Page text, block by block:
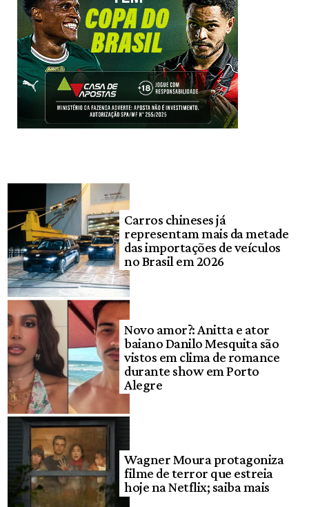
Carros chineses já
representam mais da metade
das importações de veículos
no Brasil em 2026
Novo amor?: Anitta e ator
baiano Danilo Mesquita são
vistos em clima de romance
durante show em Porto
Alegre
Wagner Moura protagoniza
filme de terror que estreia
hoje na Netflix; saiba mais